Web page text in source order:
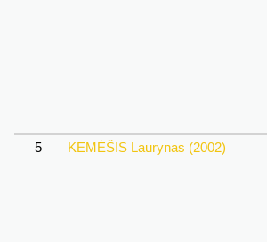
5
KEMĖŠIS Laurynas (2002)